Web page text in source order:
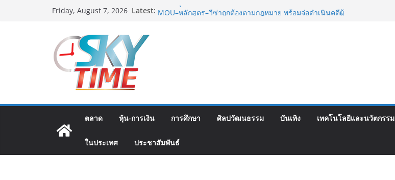
Friday, August 7, 2026 Latest: มทร.กรุงเทพ โต้ข่าวเท็จยันดำเนินงานตามธรรมาภิบาล แจงชัด
เส้นทางจาการ์ตา-กรุงเทพฯ เสริม Air Connectivity ดึงนักท่องเที่ยว
คุณภาพจากอินโดนีเซีย เริ่มเที่ยวแรกบินแรก 6 สิงหาคมนี้
ม.วลัยลักษณ์ จับมือ รพ.กรุงเทพสิริโรจน์ ยกระดับสารสนเทศการ
ตลาด หุ้น-การเงิน การศึกษา ศิลปวัฒนธรรม บันเทิง เทคโนโลยีและนวัตกรรม
ในประเทศ ประชาสัมพันธ์